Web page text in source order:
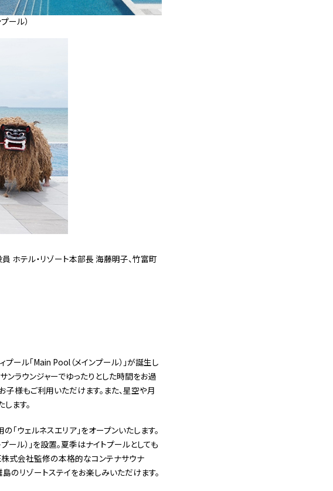
ール）
ホテル・リゾート本部⾧ 海藤明子、竹富町
ール「Main Pool（メインプール）」が誕生し
ンラウンジャーでゆったりとした時間をお過
様もご利用いただけます。また、星空や月
ます。
ウェルネスエリア」をオープンいたします。
ール）」を設置。夏季はナイトプールとしても
株式会社監修の本格的なコンテナサウナ
島のリゾートステイをお楽しみいただけます。